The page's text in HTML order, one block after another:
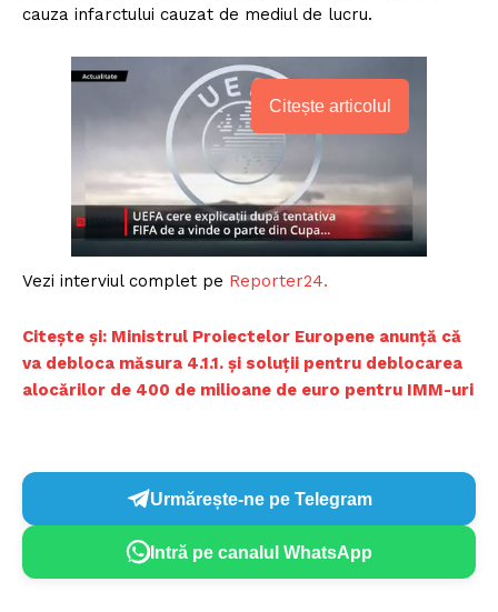
cauza infarctului cauzat de mediul de lucru.
Citește articolul
Vezi interviul complet pe Reporter24.
Citește și: Ministrul Proiectelor Europene anunță că
va debloca măsura 4.1.1. și soluții pentru deblocarea
alocărilor de 400 de milioane de euro pentru IMM-uri
Urmărește-ne pe Telegram
Intră pe canalul WhatsApp